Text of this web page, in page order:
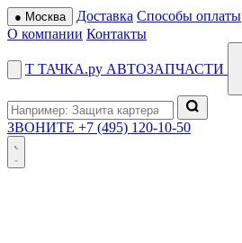
● Москва Доставка Способы оплаты
О компании Контакты
Т ТАЧКА.ру АВТОЗАПЧАСТИ
ЗВОНИТЕ +7 (495) 120-10-50